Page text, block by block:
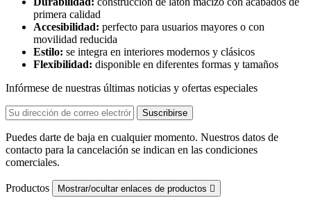
primera calidad
Accesibilidad: perfecto para usuarios mayores o con
movilidad reducida
Estilo: se integra en interiores modernos y clásicos
Flexibilidad: disponible en diferentes formas y tamaños
Infórmese de nuestras últimas noticias y ofertas especiales
Puedes darte de baja en cualquier momento. Nuestros datos de
contacto para la cancelación se indican en las condiciones
comerciales.
Productos Mostrar/ocultar enlaces de productos 